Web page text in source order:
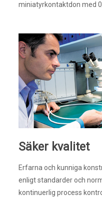
miniatyrkontaktdon med
Säker kvalitet
Erfarna och kunniga
enligt standarder och
kontinuerlig process